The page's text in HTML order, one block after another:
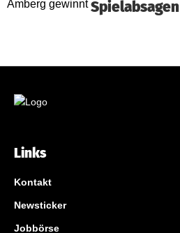
Spielabsagen
Links
Kontakt
Newsticker
Jobbörse